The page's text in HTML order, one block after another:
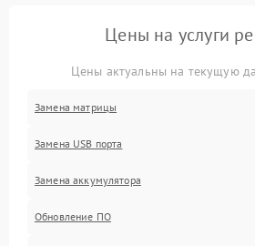
Цены на услуги
Цены актуальны на текущую
Замена матрицы
Замена USB порта
Замена аккумулятора
Обновление ПО